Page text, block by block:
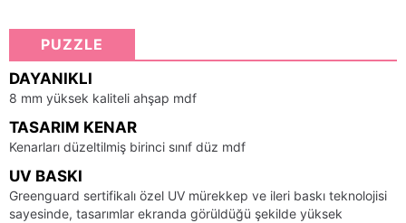
PUZZLE
DAYANIKLI
8 mm yüksek kaliteli ahşap mdf
TASARIM KENAR
Kenarları düzeltilmiş birinci sınıf düz mdf
UV BASKI
Greenguard sertifikalı özel UV mürekkep ve ileri baskı teknolojisi
sayesinde, tasarımlar ekranda görüldüğü şekilde yüksek